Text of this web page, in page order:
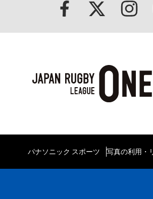
パナソニック スポーツ 写真の利用・